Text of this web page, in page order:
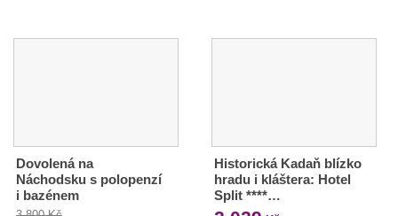
Dovolená na
Náchodsku s polopenzí
i bazénem
Historická Kadaň blízko
hradu i kláštera: Hotel
Split ****…